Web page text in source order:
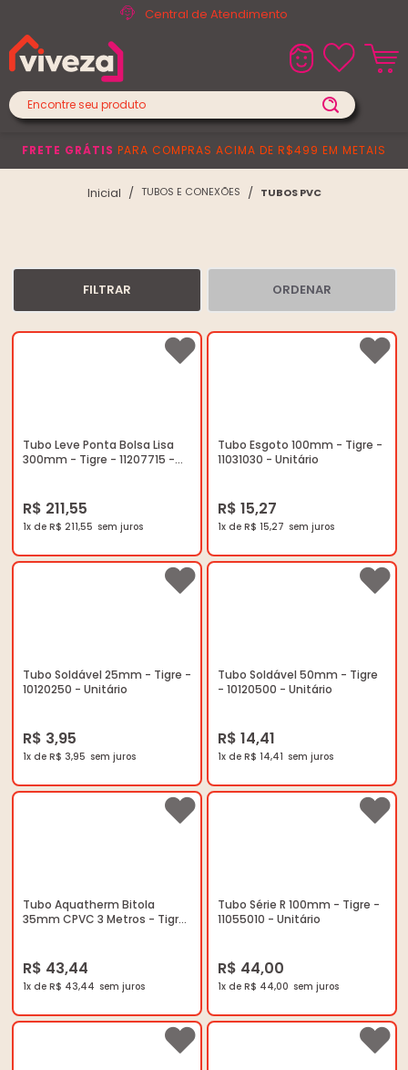
Central de Atendimento
FRETE GRÁTIS PARA COMPRAS ACIMA DE R$499 EM METAIS
FILTRAR ORDENAR
TUBOS E CONEXÕES TUBOS PVC
Tubo Leve Ponta Bolsa Lisa
300mm - Tigre - 11207715 -
R$ 211,55
1x de R$ 211,55
Tubo Esgoto 100mm - Tigre -
11031030 - Unitário
R$ 15,27
1x de R$ 15,27
Tubo Soldável 25mm - Tigre -
10120250 - Unitário
R$ 3,95
1x de R$ 3,95
Tubo Soldável 50mm - Tigre
- 10120500 - Unitário
R$ 14,41
1x de R$ 14,41
Tubo Aquatherm Bitola
35mm CPVC 3 Metros - Tigre
R$ 43,44
1x de R$ 43,44
Tubo Série R 100mm - Tigre -
11055010 - Unitário
R$ 44,00
1x de R$ 44,00